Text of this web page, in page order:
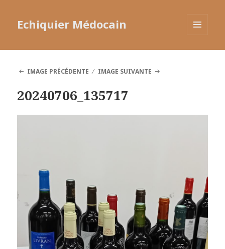
Echiquier Médocain
IMAGE PRÉCÉDENTE
IMAGE SUIVANTE
20240706_135717